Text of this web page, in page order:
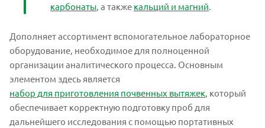
карбонаты, а также кальций и магний.
Дополняет ассортимент вспомогательное лабораторное
оборудование, необходимое для полноценной
организации аналитического процесса. Основным
элементом здесь является
набор для приготовления почвенных вытяжек, который
обеспечивает корректную подготовку проб для
дальнейшего исследования с помощью портативных